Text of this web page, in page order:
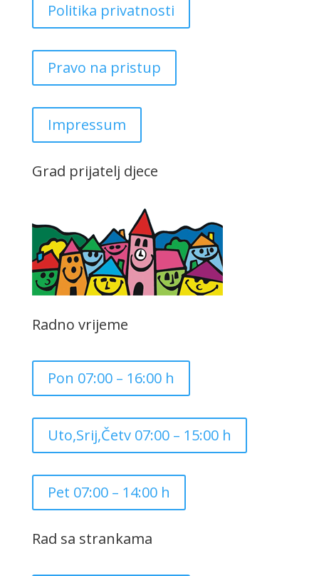
Politika privatnosti
Pravo na pristup
Impressum
Grad prijatelj djece
Radno vrijeme
Pon 07:00 – 16:00 h
Uto,Srij,Četv 07:00 – 15:00 h
Pet 07:00 – 14:00 h
Rad sa strankama